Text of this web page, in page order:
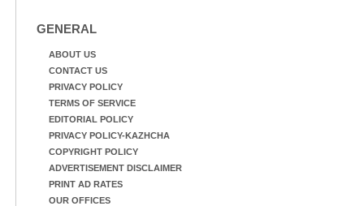
GENERAL
ABOUT US
CONTACT US
PRIVACY POLICY
TERMS OF SERVICE
EDITORIAL POLICY
PRIVACY POLICY-KAZHCHA
COPYRIGHT POLICY
ADVERTISEMENT DISCLAIMER
PRINT AD RATES
OUR OFFICES